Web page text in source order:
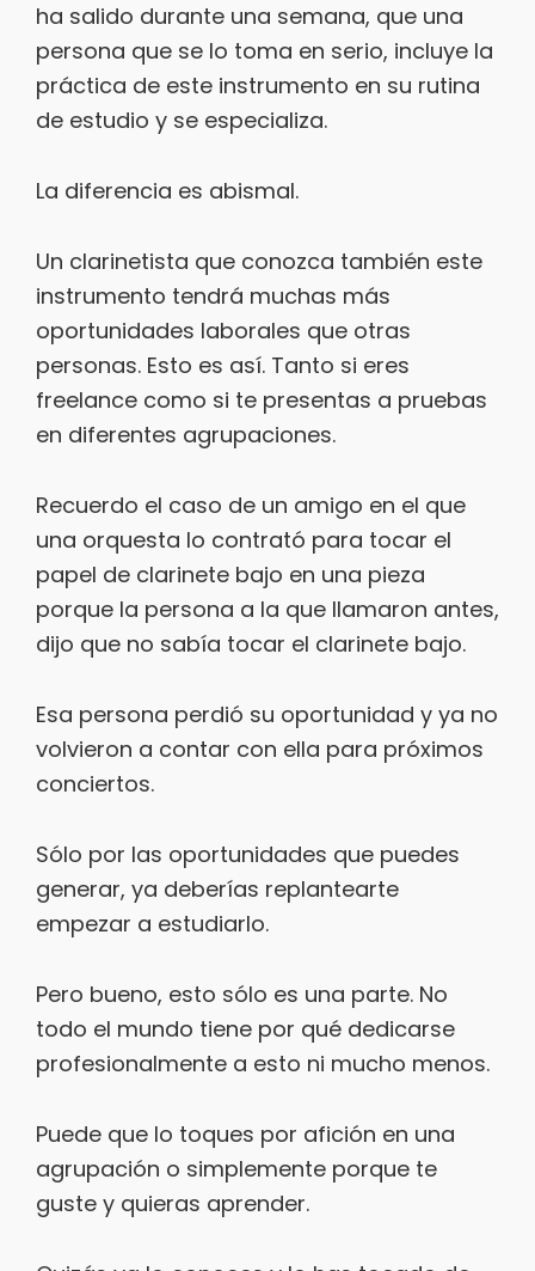
ha salido durante una semana, que una
persona que se lo toma en serio, incluye la
práctica de este instrumento en su rutina
de estudio y se especializa.
La diferencia es abismal.
Un clarinetista que conozca también este
instrumento tendrá muchas más
oportunidades laborales que otras
personas. Esto es así. Tanto si eres
freelance como si te presentas a pruebas
en diferentes agrupaciones.
Recuerdo el caso de un amigo en el que
una orquesta lo contrató para tocar el
papel de clarinete bajo en una pieza
porque la persona a la que llamaron antes,
dijo que no sabía tocar el clarinete bajo.
Esa persona perdió su oportunidad y ya no
volvieron a contar con ella para próximos
conciertos.
Sólo por las oportunidades que puedes
generar, ya deberías replantearte
empezar a estudiarlo.
Pero bueno, esto sólo es una parte. No
todo el mundo tiene por qué dedicarse
profesionalmente a esto ni mucho menos.
Puede que lo toques por afición en una
agrupación o simplemente porque te
guste y quieras aprender.